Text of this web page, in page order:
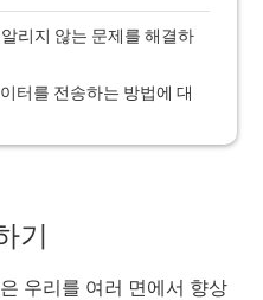
리지 않는 문제를 해결하
터를 전송하는 방법에 대
기
우리를 여러 면에서 향상